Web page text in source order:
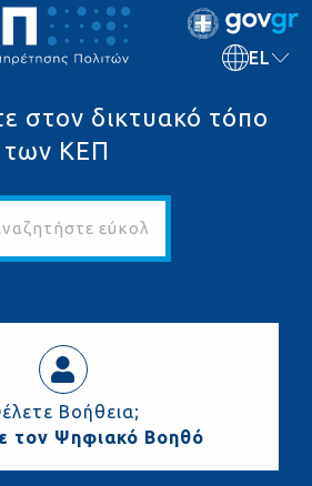
γραμμή
EL
στον δικτυακό τόπο
των ΚΕΠ
εύκολα και γρήγορα...
Βοήθεια;
τον Ψηφιακό Βοηθό